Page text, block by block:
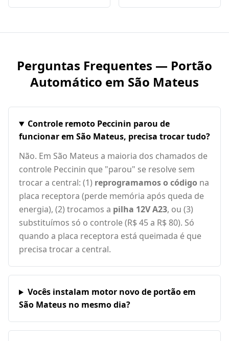
Perguntas Frequentes — Portão
Automático em São Mateus
Controle remoto Peccinin parou de
funcionar em São Mateus, precisa trocar tudo?
Não. Em São Mateus a maioria dos chamados de
controle Peccinin que "parou" se resolve sem
trocar a central: (1) reprogramamos o código na
placa receptora (perde memória após queda de
energia), (2) trocamos a pilha 12V A23, ou (3)
substituímos só o controle (R$ 45 a R$ 80). Só
quando a placa receptora está queimada é que
precisa trocar a central.
Vocês instalam motor novo de portão em
São Mateus no mesmo dia?